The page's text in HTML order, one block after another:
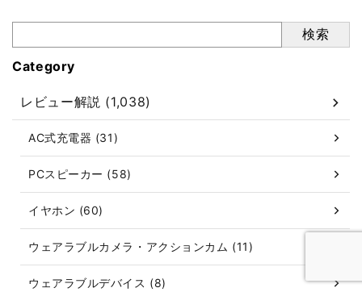
検索
Category
レビュー解説 (1,038)
AC式充電器 (31)
PCスピーカー (58)
イヤホン (60)
ウェアラブルカメラ・アクションカム (11)
ウェアラブルデバイス (8)